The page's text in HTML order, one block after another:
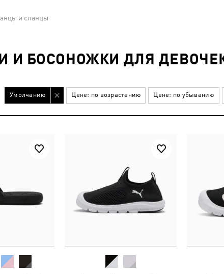
и сланцы
И БОСОНОЖКИ ДЛЯ
Умолчанию Цене: по возрастанию Цене: по убыванию